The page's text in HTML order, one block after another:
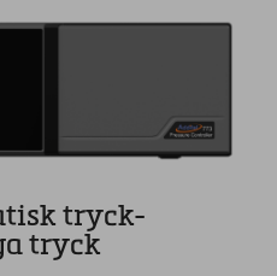
tryck-
tryck